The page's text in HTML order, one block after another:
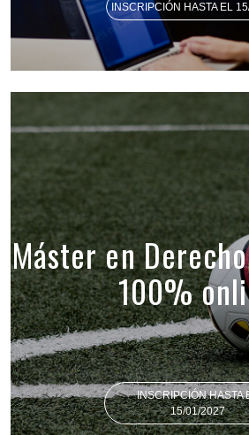
INSCRIPCIÓN HASTA EL
Máster en
100%
INSCRIPCIÓN HASTA
15/01/2027